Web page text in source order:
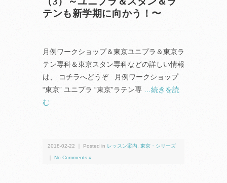
テンも新学期に向かう！〜
月例ワークショップ＆東京ユニプラ＆東京ラ
テン専科＆東京スタン専科などの詳しい情報
は、 コチラへどうぞ 月例ワークショップ
“東京” ユニプラ “東京”ラテン専 …続きを読
む
2018-02-22 ｜ Posted in レッスン案内 東京・シリーズ
No Comments »